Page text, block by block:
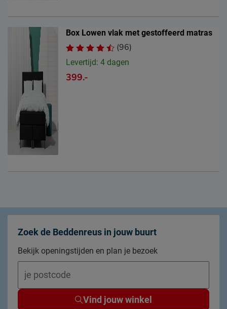
Box Lowen vlak met gestoffeerd matras
(96)
Levertijd: 4 dagen
399.-
Zoek de Beddenreus in jouw buurt
Bekijk openingstijden en plan je bezoek
Vind jouw winkel